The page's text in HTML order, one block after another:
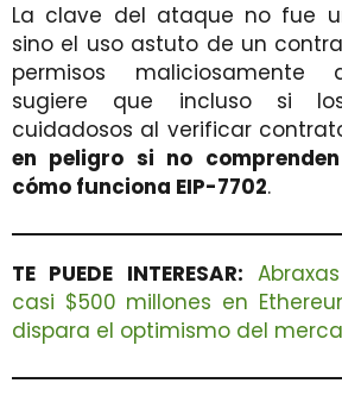
La clave del ataque no fue
sino el uso astuto de un
permisos maliciosamente
sugiere que incluso si
cuidadosos al verificar
en peligro si no
cómo funciona EIP-7702.
TE PUEDE INTERESAR:
casi $500 millones en
dispara el optimismo del